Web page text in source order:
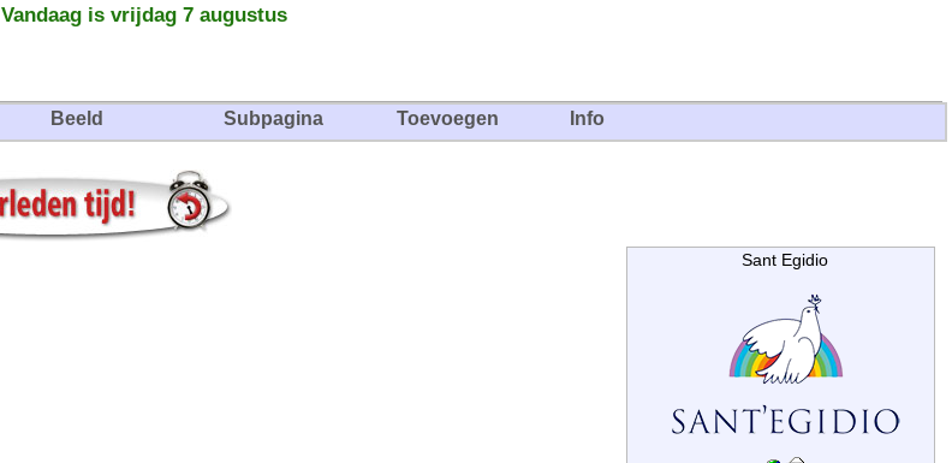
Vandaag is vrijdag 7 augustus
Beeld Subpagina Toevoegen Info
Sant Egidio